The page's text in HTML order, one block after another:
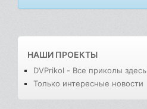
НАШИ ПРОЕКТЫ
DVPrikol - Все приколы здесь
Только интересные новости